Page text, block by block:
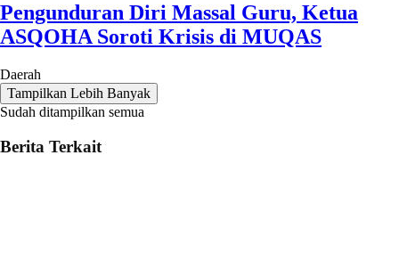
Pengunduran Diri Massal Guru, Ketua
ASQOHA Soroti Krisis di MUQAS
Daerah
Tampilkan Lebih Banyak
Sudah ditampilkan semua
Berita Terkait